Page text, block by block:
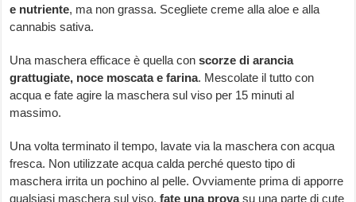
e nutriente, ma non grassa. Scegliete creme alla aloe e alla
cannabis sativa.
Una maschera efficace è quella conscorze di arancia
grattugiate, noce moscata e farina. Mescolate il tutto con
acqua e fate agire la maschera sul viso per 15 minuti al
massimo.
Una volta terminato il tempo, lavate via la maschera con acqua
fresca. Non utilizzate acqua calda perché questo tipo di
maschera irrita un pochino al pelle. Ovviamente prima di apporre
qualsiasi maschera sul viso,fate una provasu una parte di cute